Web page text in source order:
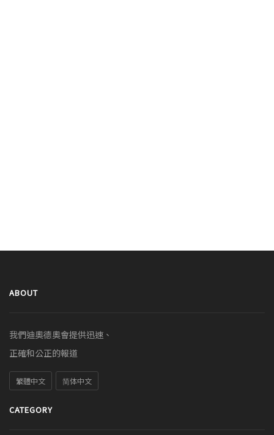
ABOUT
我們迪奧德奧會提供迅速、
正確和公正的報道
繁體中文 简体中文
CATEGORY